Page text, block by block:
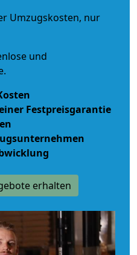
Umzugskosten, nur
und
Festpreisgarantie
erhalten